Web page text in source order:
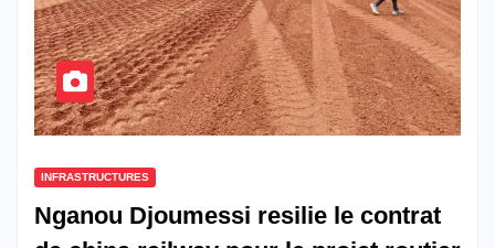
INFRASTRUCTURES
Nganou Djoumessi resilie le contrat